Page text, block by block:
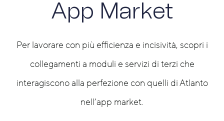
App Market
Per lavorare con più efficienza e incisività, scopri i
collegamenti a moduli e servizi di terzi che
interagiscono alla perfezione con quelli di Atlanto
nell’app market.